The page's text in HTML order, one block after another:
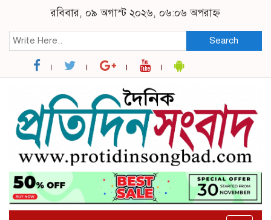
রবিবার, ০৯ অগাস্ট ২০২৬, ০৬:০৬ অপরাহ্ন
Search